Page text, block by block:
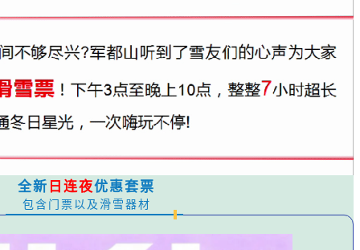
全新 日连夜优惠套票
包含门票以及滑雪器材